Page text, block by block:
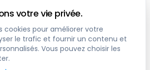
Vancouver, BC, V6P 6G5, Canada
AB, T2P 2T8, Canada
votre vie privée.
cookies pour améliorer votre
le trafic et fournir un contenu et
Vous pouvez choisir les